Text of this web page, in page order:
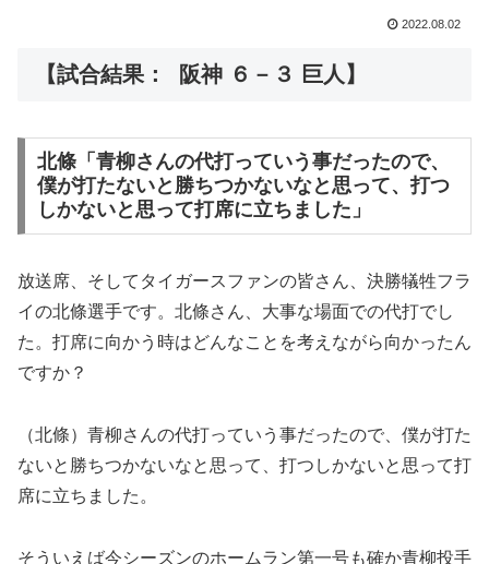
2022.08.02
【試合結果： 阪神 ６－３ 巨人】
北條「青柳さんの代打っていう事だったので、
僕が打たないと勝ちつかないなと思って、打つ
しかないと思って打席に立ちました」
放送席、そしてタイガースファンの皆さん、決勝犠牲フラ
イの北條選手です。北條さん、大事な場面での代打でし
た。打席に向かう時はどんなことを考えながら向かったん
ですか？
（北條）青柳さんの代打っていう事だったので、僕が打た
ないと勝ちつかないなと思って、打つしかないと思って打
席に立ちました。
そういえば今シーズンのホームラン第一号も確か青柳投手